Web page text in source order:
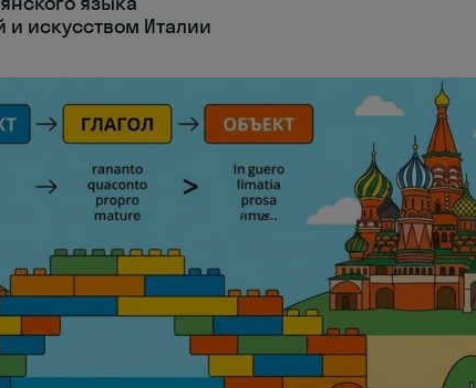
и искусством Италии